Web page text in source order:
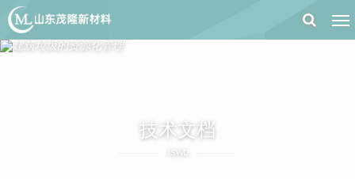
技术文档
JSWD